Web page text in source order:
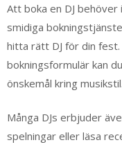
Att boka en DJ
smidiga
hitta rätt DJ för din
bokningsformulär kan
önskemål kring musikstil.
Många DJs erbjuder
spelningar eller läsa